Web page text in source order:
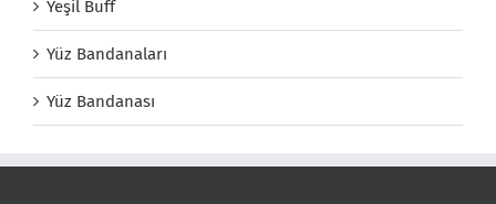
Yeşil Buff
Yüz Bandanaları
Yüz Bandanası